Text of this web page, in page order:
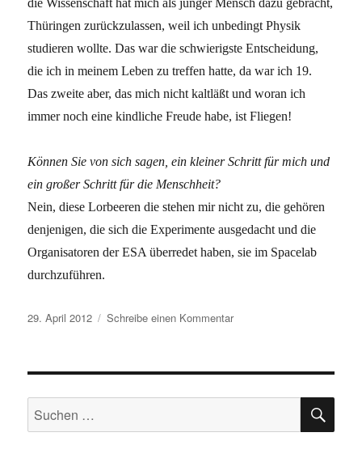
die Wissenschaft hat mich als junger Mensch dazu gebracht,
Thüringen zurückzulassen, weil ich unbedingt Physik
studieren wollte. Das war die schwierigste Entscheidung,
die ich in meinem Leben zu treffen hatte, da war ich 19.
Das zweite aber, das mich nicht kaltläßt und woran ich
immer noch eine kindliche Freude habe, ist Fliegen!
Können Sie von sich sagen, ein kleiner Schritt für mich und
ein großer Schritt für die Menschheit?
Nein, diese Lorbeeren die stehen mir nicht zu, die gehören
denjenigen, die sich die Experimente ausgedacht und die
Organisatoren der ESA überredet haben, sie im Spacelab
durchzuführen.
Veröffentlicht
29. April 2012 Schreibe einen Kommentarzu
recht!«
Suchen
nach: